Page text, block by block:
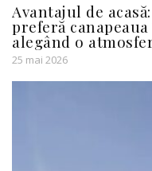
Avantajul de
preferă
alegând o
25 mai 2026